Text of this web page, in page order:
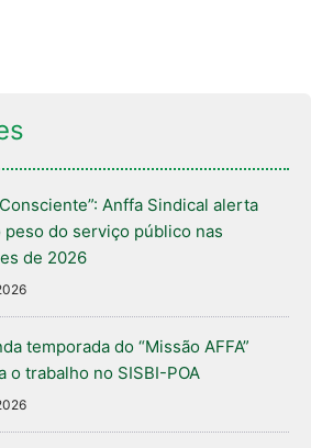
Anffa Sindical alerta
peso do serviço público nas
de 2026
temporada do “Missão AFFA”
o trabalho no SISBI-POA